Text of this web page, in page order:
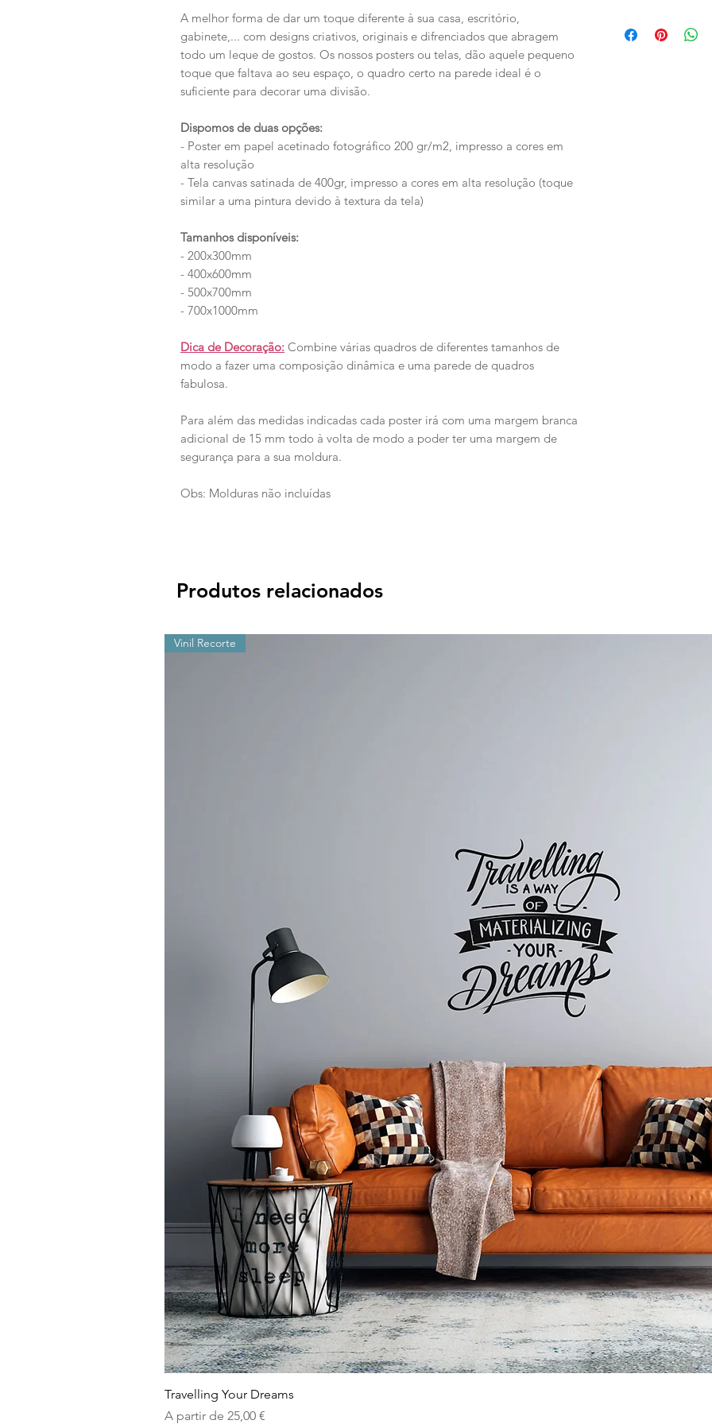
A melhor forma de dar um toque diferente à sua casa, escritório,
gabinete,... com designs criativos, originais e difrenciados que abragem
todo um leque de gostos. Os nossos posters ou telas, dão aquele pequeno
toque que faltava ao seu espaço, o quadro certo na parede ideal é o
suficiente para decorar uma divisão.
Dispomos de duas opções:
- Poster em papel acetinado fotográfico 200 gr/m2, impresso a cores em
alta resolução
- Tela canvas satinada de 400gr, impresso a cores em alta resolução (toque
similar a uma pintura devido à textura da tela)
Tamanhos disponíveis:
- 200x300mm
- 400x600mm
- 500x700mm
- 700x1000mm
Dica de Decoração: Combine várias quadros de diferentes tamanhos de
modo a fazer uma composição dinâmica e uma parede de quadros
fabulosa.
Para além das medidas indicadas cada poster irá com uma margem branca
adicional de 15 mm todo à volta de modo a poder ter uma margem de
segurança para a sua moldura.
Obs: Molduras não incluídas
que se guie
podendo as
Produtos relacionados
Vinil Recorte
Travelling Your Dreams
A partir de 25,00 €
Preço promocional